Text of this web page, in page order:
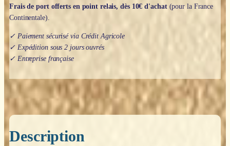
Frais de port offerts en point relais, dès 10€ d'achat(pour la France
Continentale).
✓ Paiement sécurisé via Crédit Agricole
✓ Expédition sous 2 jours ouvrés
✓ Entreprise française
Description